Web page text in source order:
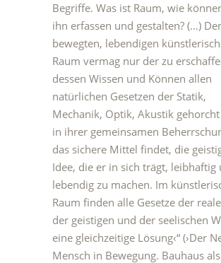
Begriffe. Was ist Raum, wie
ihn erfassen und gestalten? (…)
bewegten, lebendigen
Raum vermag nur der zu
dessen Wissen und Können allen
natürlichen Gesetzen der Statik,
Mechanik, Optik, Akustik
in ihrer gemeinsamen
das sichere Mittel findet, die
Idee, die er in sich trägt, leibhaftig
lebendig zu machen. Im
Raum finden alle Gesetze der
der geistigen und der seelischen
eine gleichzeitige Lösung‹“ (›Der
Mensch in Bewegung. Bauhaus als